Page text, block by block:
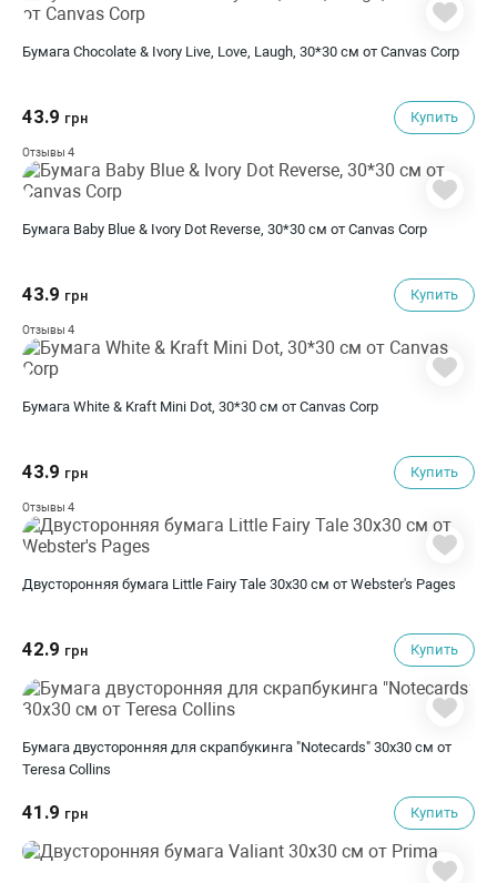
Бумага Chocolate & Ivory Live, Love, Laugh, 30*30 см от Canvas Corp
43.9 грн Купить
Отзывы 4
Бумага Baby Blue & Ivory Dot Reverse, 30*30 см от Canvas Corp
43.9 грн Купить
Отзывы 4
Бумага White & Kraft Mini Dot, 30*30 см от Canvas Corp
43.9 грн Купить
Отзывы 4
Двусторонняя бумага Little Fairy Tale 30х30 см от Webster's Pages
42.9 грн Купить
Бумага двусторонняя для скрапбукинга "Notecards" 30х30 см от
Teresa Collins
41.9 грн Купить